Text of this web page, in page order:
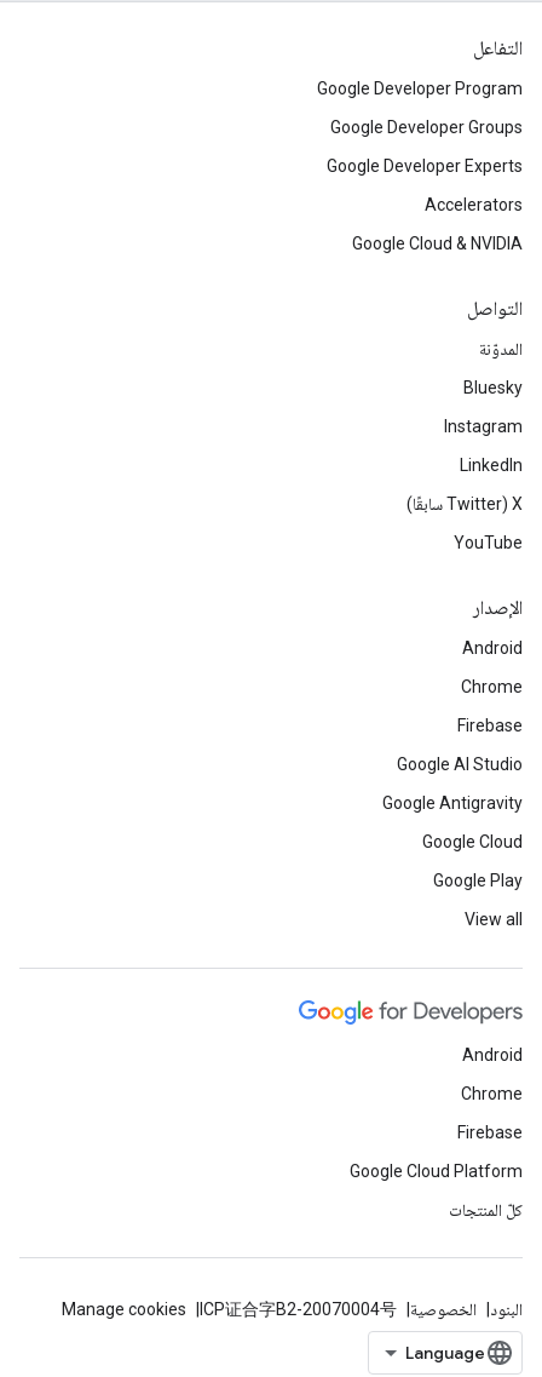
التفاعل
Google Developer Program
Google Developer Groups
Google Developer Experts
Accelerators
Google Cloud & NVIDIA
التواصل
المدوّنة
Bluesky
Instagram
LinkedIn
‫X ‏(Twitter سابقًا)
YouTube
الإصدار
Android
Chrome
Firebase
Google AI Studio
Google Antigravity
Google Cloud
Google Play
View all
Android
Chrome
Firebase
Google Cloud Platform
كلّ المنتجات
البنود الخصوصية ICP证合字B2-20070004号
Manage cookies